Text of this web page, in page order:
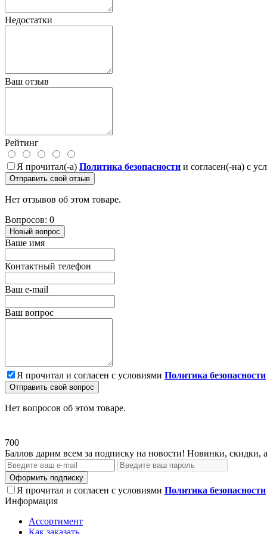
Недостатки
Ваш отзыв
Рейтинг
Я прочитал(-а) Политика безопасности и согласен(-на) с
Отправить свой отзыв
Нет отзывов об этом товаре.
Вопросов: 0
Новый вопрос
Ваше имя
Контактный телефон
Ваш e-mail
Ваш вопрос
Я прочитал и согласен с условиями Политика безопасности
Отправить свой вопрос
Нет вопросов об этом товаре.
700
Баллов дарим всем за подписку на новости! Новинки, скидки,
Оформить подписку
Я прочитал и согласен с условиями Политика безопасности
Информация
Ассортимент
Как заказать